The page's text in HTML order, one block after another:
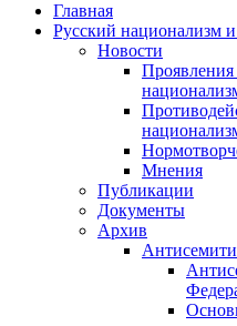
Главная
Русский национализм
Новости
Проявления
Мнения
Публикации
Документы
Архив